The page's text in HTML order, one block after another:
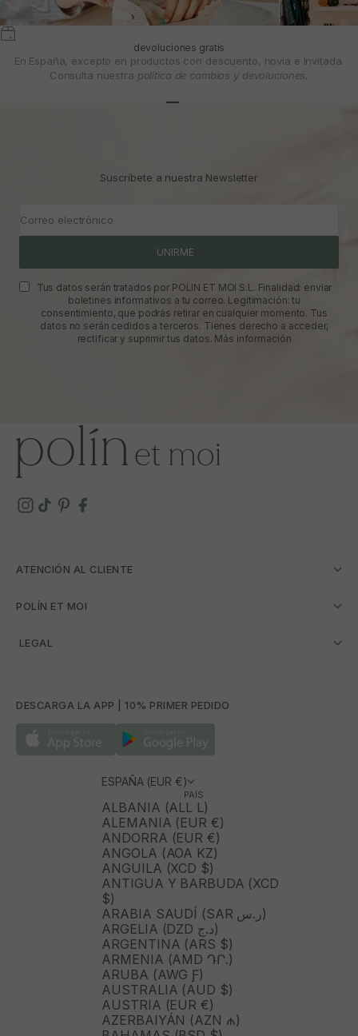
devoluciones gratis
En España, excepto en productos con descuento, novia e Invitada.
Consulta nuestra política de cambios y devoluciones.
Suscríbete a nuestra Newsletter
Correo electrónico
UNIRME
Tus datos serán tratados por POLIN ET MOI S.L. Finalidad: enviar
boletines informativos a tu correo. Legitimación: tu
consentimiento, que podrás retirar en cualquier momento. Tus
datos no serán cedidos a terceros. Tienes derecho a acceder,
rectificar y suprimir tus datos. Más información
ATENCIÓN AL CLIENTE
POLÍN ET MOI
­ LEGAL
DESCARGA LA APP | 10% PRIMER PEDIDO
ESPAÑA (EUR €)
PAÍS
ALBANIA (ALL L)
ALEMANIA (EUR €)
ANDORRA (EUR €)
ANGOLA (AOA KZ)
ANGUILA (XCD $)
ANTIGUA Y BARBUDA (XCD
$)
ARABIA SAUDÍ (SAR ر.س)
ARGELIA (DZD د.ج)
ARGENTINA (ARS $)
ARMENIA (AMD ԴՐ.)
ARUBA (AWG Ƒ)
AUSTRALIA (AUD $)
AUSTRIA (EUR €)
AZERBAIYÁN (AZN ₼)